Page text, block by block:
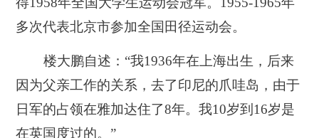
多次代表北京市参加全国田径运动会。
楼大鹏自述：“我1936年在上海出生，后来
因为父亲工作的关系，去了印尼的爪哇岛，由于
日军的占领在雅加达住了8年。我10岁到16岁是
在英国度过的。”